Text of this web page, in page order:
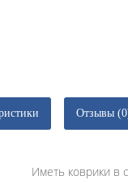
Отзывы
Иметь коврики в